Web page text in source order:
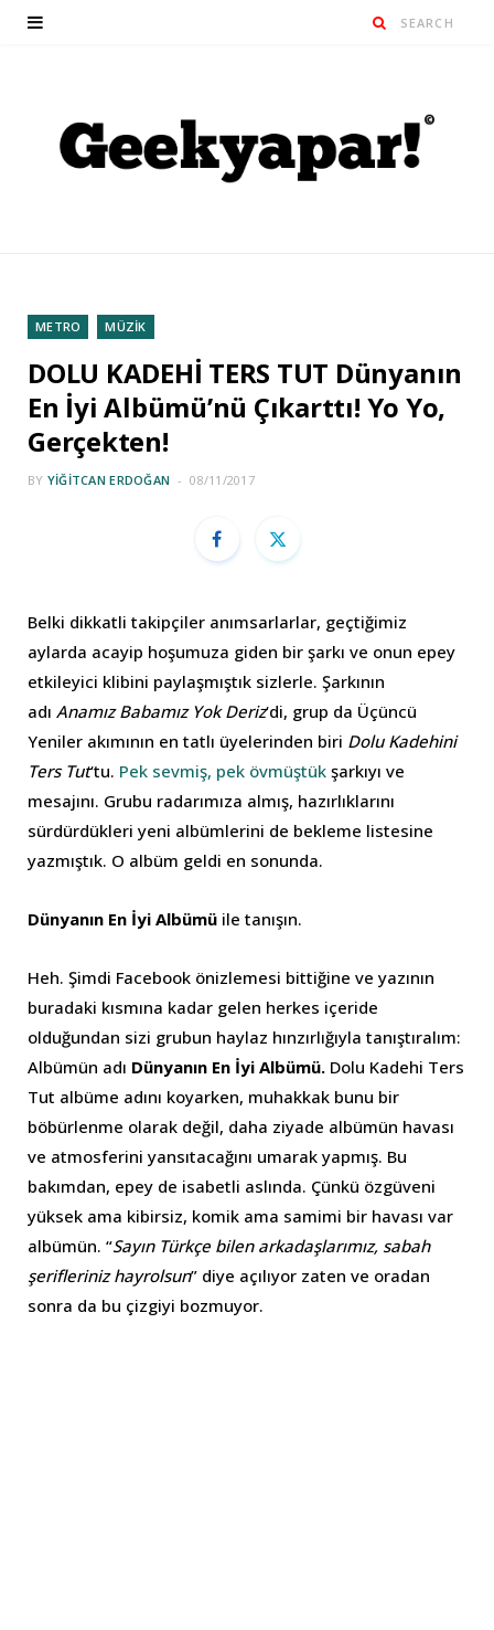
METRO MÜZİK
DOLU KADEHİ TERS TUT Dünyanın
En İyi Albümü’nü Çıkarttı! Yo Yo,
Gerçekten!
BY YIĞITCAN ERDOĞAN 08/11/2017
Belki dikkatli takipçiler anımsarlarlar, geçtiğimiz
aylarda acayip hoşumuza giden bir şarkı ve onun epey
etkileyici klibini paylaşmıştık sizlerle. Şarkının
adı Anamız Babamız Yok Deriz‘di, grup da Üçüncü
Yeniler akımının en tatlı üyelerinden biri Dolu Kadehini
Ters Tut‘tu. Pek sevmiş, pek övmüştük şarkıyı ve
mesajını. Grubu radarımıza almış, hazırlıklarını
sürdürdükleri yeni albümlerini de bekleme listesine
yazmıştık. O albüm geldi en sonunda.
Dünyanın En İyi Albümü ile tanışın.
Heh. Şimdi Facebook önizlemesi bittiğine ve yazının
buradaki kısmına kadar gelen herkes içeride
olduğundan sizi grubun haylaz hınzırlığıyla tanıştıralım:
Albümün adı Dünyanın En İyi Albümü. Dolu Kadehi Ters
Tut albüme adını koyarken, muhakkak bunu bir
böbürlenme olarak değil, daha ziyade albümün havası
ve atmosferini yansıtacağını umarak yapmış. Bu
bakımdan, epey de isabetli aslında. Çünkü özgüveni
yüksek ama kibirsiz, komik ama samimi bir havası var
albümün. “Sayın Türkçe bilen arkadaşlarımız, sabah
şerifleriniz hayrolsun” diye açılıyor zaten ve oradan
sonra da bu çizgiyi bozmuyor.